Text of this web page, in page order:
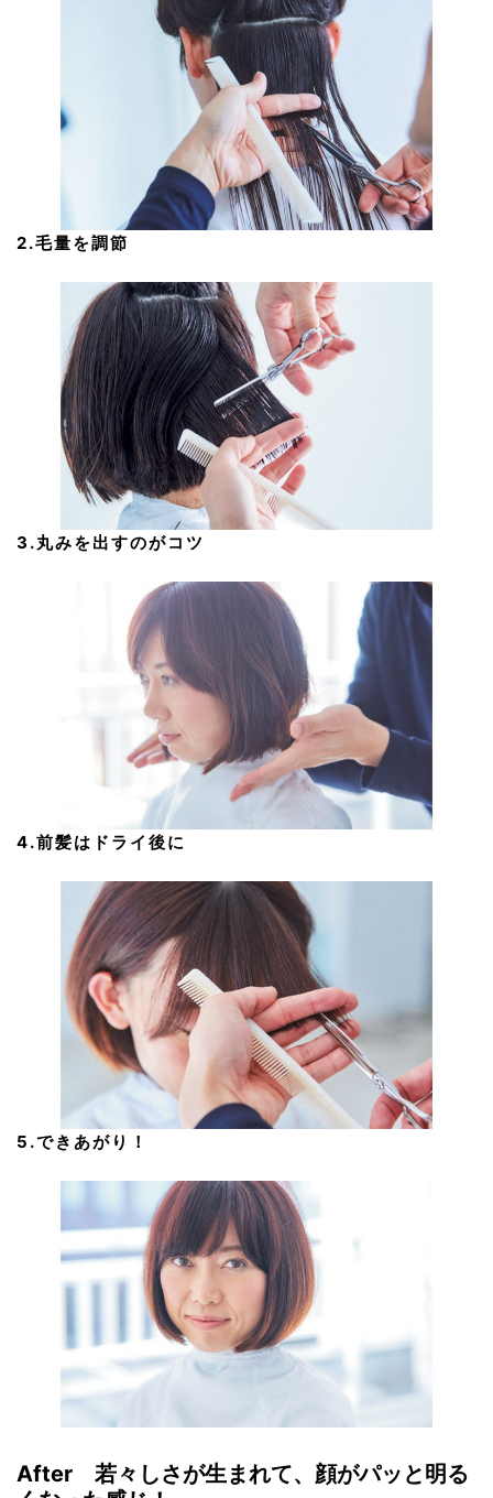
2.毛量を調節
3.丸みを出すのがコツ
4.前髪はドライ後に
5.できあがり！
After 若々しさが生まれて、顔がパッと明る